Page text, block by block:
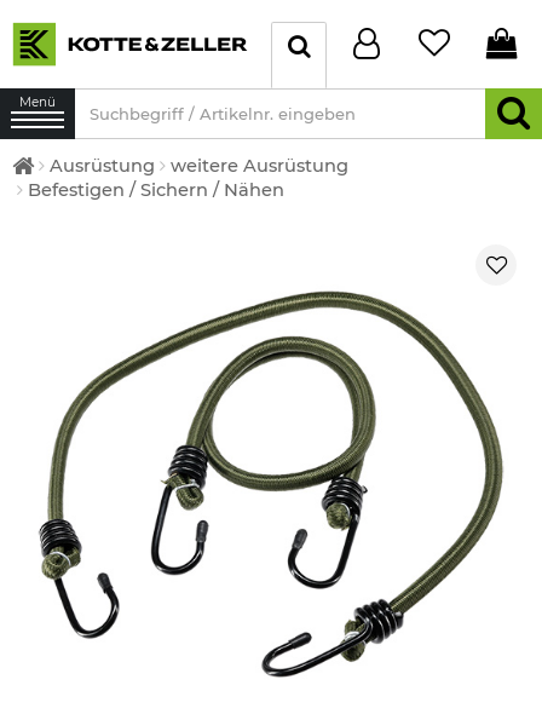
Menü
Ausrüstung
weitere Ausrüstung
Befestigen / Sichern / Nähen